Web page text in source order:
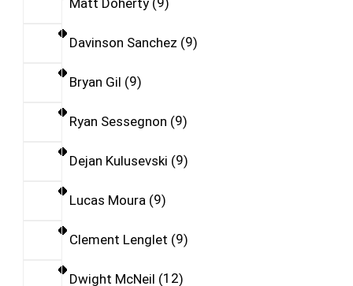
Davinson Sanchez 9
Bryan Gil 9
Ryan Sessegnon 9
Dejan Kulusevski 9
Lucas Moura 9
Clement Lenglet 9
Dwight McNeil 12